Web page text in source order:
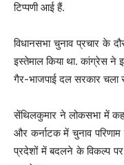
टिप्पणी आई हैं.
विधानसभा चुनाव प्रचार के
इस्तेमाल किया था. कांग्रेस ने
गैर-भाजपाई दल सरकार चला
सेंथिलकुमार ने लोकसभा में
और कर्नाटक में चुनाव परिणाम
प्रदेशों में बदलने के विकल्प